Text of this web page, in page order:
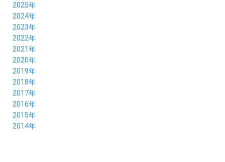
2025年
12月 (5)
11月 (3)
10月 (6)
09月 (5)
08月 (6)
07月 (4)
06月 (7)
05月 (6)
04月 (8)
03月 (6)
02月 (5)
01月 (7)
2024年
12月 (4)
11月 (8)
10月 (6)
09月 (7)
08月 (8)
07月 (5)
06月 (6)
05月 (4)
04月 (7)
03月 (6)
02月 (5)
2023年
12月 (3)
11月 (6)
10月 (6)
09月 (6)
08月 (8)
07月 (8)
06月 (8)
05月 (9)
04月 (8)
03月 (8)
2022年
12月 (12)
11月 (6)
10月 (5)
09月 (7)
08月 (5)
07月 (3)
06月 (5)
05月 (7)
04月 (6)
2021年
12月 (5)
11月 (5)
10月 (6)
09月 (5)
08月 (11)
07月 (5)
06月 (6)
05月 (6)
2020年
12月 (3)
11月 (6)
10月 (5)
09月 (8)
08月 (6)
07月 (7)
06月 (6)
2019年
12月 (7)
11月 (4)
10月 (8)
09月 (4)
08月 (7)
07月 (3)
2018年
12月 (8)
11月 (7)
10月 (8)
09月 (5)
08月 (7)
2017年
12月 (6)
11月 (6)
10月 (5)
2016年
12月 (8)
11月 (4)
2015年
12月 (8)
2014年